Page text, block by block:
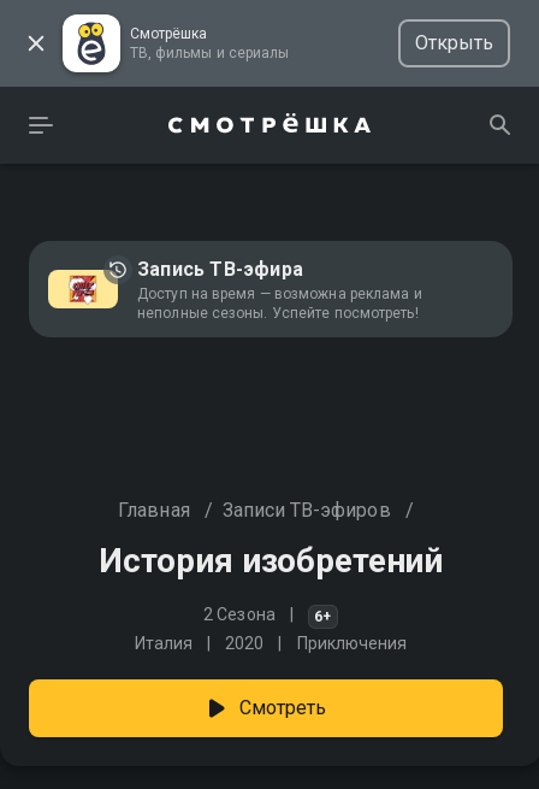
Смотрёшка
ТВ, фильмы и сериалы
Открыть
Запись ТВ-эфира
Доступ на время — возможна реклама и
неполные сезоны. Успейте посмотреть!
Главная / Записи ТВ-эфиров /
История изобретений
2 Сезона 6+
Италия 2020 Приключения
Смотреть